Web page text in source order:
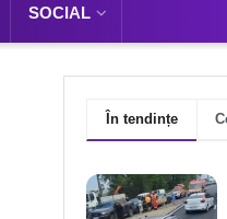
SOCIAL
În tendințe